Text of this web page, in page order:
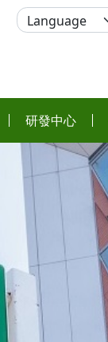
研發中心